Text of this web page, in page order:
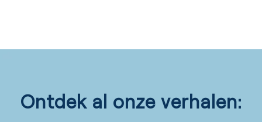
Ontdek al onze verhalen: